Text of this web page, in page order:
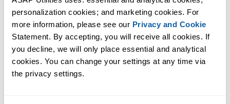
personalization cookies; and marketing cookies. For
more information, please see our Privacy and Cookie
Statement. By accepting, you will receive all cookies. If
you decline, we will only place essential and analytical
cookies. You can change your settings at any time via
the privacy settings.